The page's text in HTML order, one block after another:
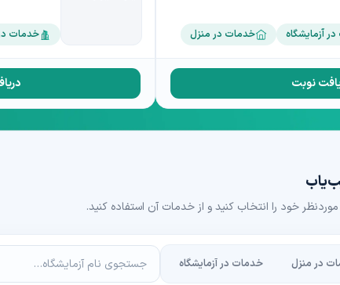
آزمایشگاه خدمات در منزل
نوبت
خدمات
خود را انتخاب کنید و از خدمات آن استفاده کنید.
در منزل خدمات در آزمایشگاه